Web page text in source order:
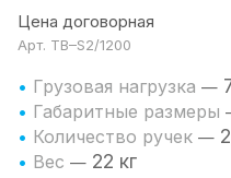
Цена договорная
Арт. TB–S2/1200
• Грузовая нагрузка —
• Габаритные размеры
• Количество ручек — 2
• Вес — 22 кг